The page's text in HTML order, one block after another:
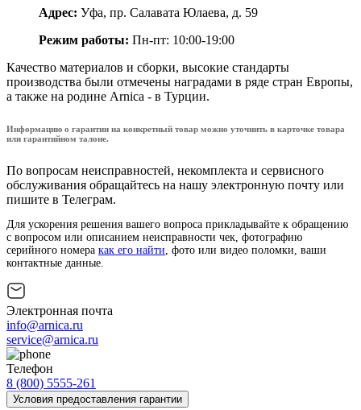
Адрес: Уфа, пр. Салавата Юлаева, д. 59
Режим работы: Пн-пт: 10:00-19:00
Качество материалов и сборки, высокие стандарты
производства были отмечены наградами в ряде стран Европы,
а также на родине Arnica - в Турции.
Информацию о гарантии на конкретный товар можно уточнить в карточке товара
или гарантийном талоне.
По вопросам неисправностей, некомплекта и сервисного
обслуживания обращайтесь на нашу электронную почту или
пишите в Телеграм.
Для ускорения решения вашего вопроса прикладывайте к обращению
с вопросом или описанием неисправности чек, фотографию
серийного номера как его найти, фото или видео поломки, ваши
контактные данные.
Электронная почта
info@arnica.ru
service@arnica.ru
Телефон
8 (800) 5555-261
Условия предоставления гарантии